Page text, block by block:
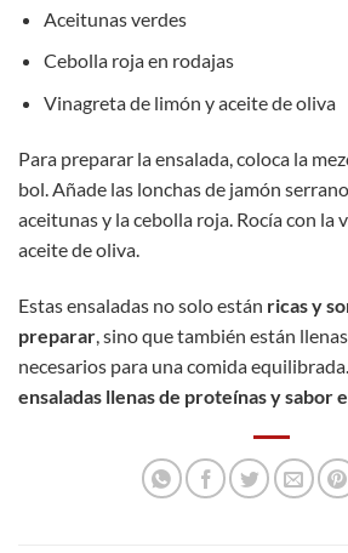
Aceitunas verdes
Cebolla roja en rodajas
Vinagreta de limón y aceite de oliva
Para preparar la ensalada, coloca la
bol. Añade las lonchas de jamón
aceitunas y la cebolla roja. Rocía con la
aceite de oliva.
Estas ensaladas no solo están ricas y
preparar , sino que también están
necesarios para una comida
ensaladas llenas de proteínas y sabor